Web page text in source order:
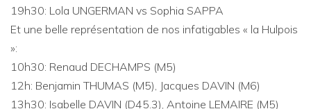
19h30: Lola UNGERMAN vs Sophia SAPPA
Et une belle représentation de nos infatigables « la Hulpois
»:
10h30: Renaud DECHAMPS (M5)
12h: Benjamin THUMAS (M5), Jacques DAVIN (M6)
13h30: Isabelle DAVIN (D45.3), Antoine LEMAIRE (M5)